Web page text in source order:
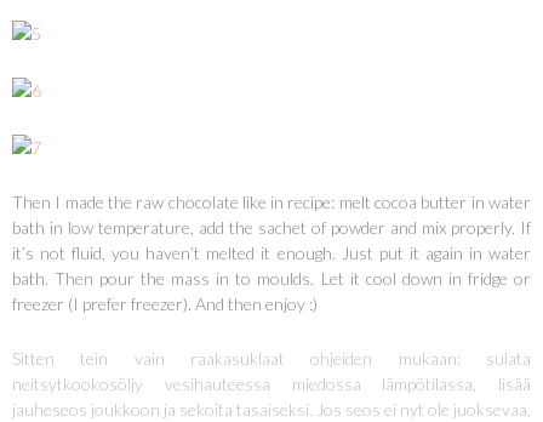
Then I made the raw chocolate like in recipe: melt cocoa butter in water
bath in low temperature, add the sachet of powder and mix properly. If
it’s not fluid, you haven’t melted it enough. Just put it again in water
bath. Then pour the mass in to moulds. Let it cool down in fridge or
freezer (I prefer freezer). And then enjoy :)
Sitten tein vain raakasuklaat ohjeiden mukaan: sulata
neitsytkookosöljy vesihauteessa miedossa lämpötilassa, lisää
jauheseos joukkoon ja sekoita tasaiseksi. Jos seos ei nyt ole juoksevaa,